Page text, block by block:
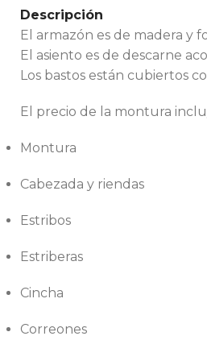
Descripción
El armazón es de madera y
El asiento es de descarne
Los bastos están cubiertos
El precio de la montura
Montura
Cabezada y riendas
Estribos
Estriberas
Cincha
Correones